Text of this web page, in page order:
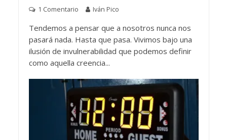
1 Comentario Iván Pico
Tendemos a pensar que a nosotros nunca nos
pasará nada. Hasta que pasa. Vivimos bajo una
ilusión de invulnerabilidad que podemos definir
como aquella creencia...